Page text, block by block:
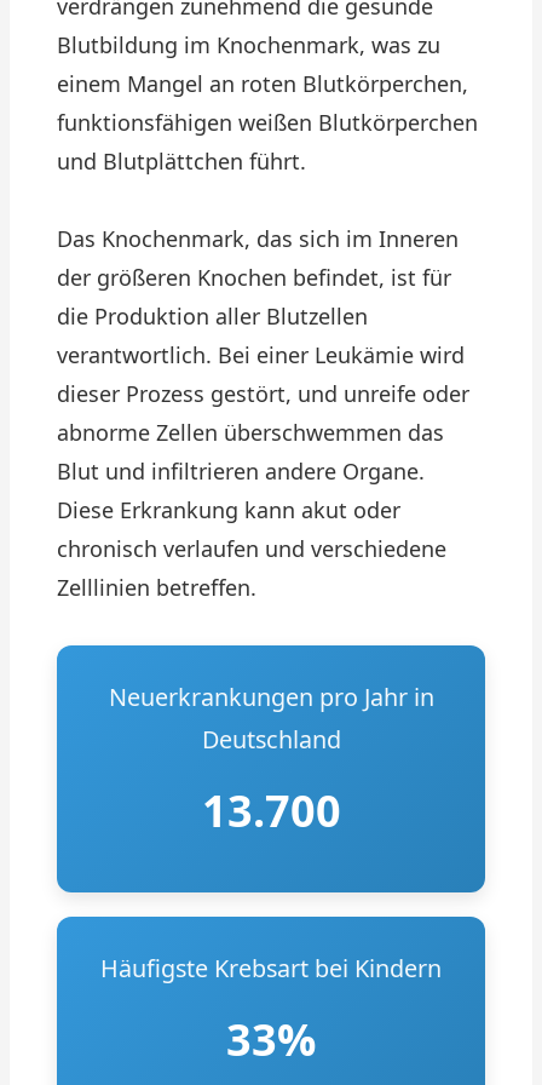
verdrängen zunehmend die gesunde
Blutbildung im Knochenmark, was zu
einem Mangel an roten Blutkörperchen,
funktionsfähigen weißen Blutkörperchen
und Blutplättchen führt.
Das Knochenmark, das sich im Inneren
der größeren Knochen befindet, ist für
die Produktion aller Blutzellen
verantwortlich. Bei einer Leukämie wird
dieser Prozess gestört, und unreife oder
abnorme Zellen überschwemmen das
Blut und infiltrieren andere Organe.
Diese Erkrankung kann akut oder
chronisch verlaufen und verschiedene
Zelllinien betreffen.
Neuerkrankungen pro Jahr in
Deutschland
13.700
Häufigste Krebsart bei Kindern
33%